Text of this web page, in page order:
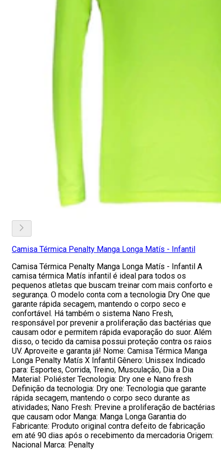
Camisa Térmica Penalty Manga Longa Matís - Infantil
Camisa Térmica Penalty Manga Longa Matís - Infantil A
camisa térmica Matís infantil é ideal para todos os
pequenos atletas que buscam treinar com mais conforto e
segurança. O modelo conta com a tecnologia Dry One que
garante rápida secagem, mantendo o corpo seco e
confortável. Há também o sistema Nano Fresh,
responsável por prevenir a proliferação das bactérias que
causam odor e permitem rápida evaporação do suor. Além
disso, o tecido da camisa possui proteção contra os raios
UV. Aproveite e garanta já! Nome: Camisa Térmica Manga
Longa Penalty Matís X Infantil Gênero: Unissex Indicado
para: Esportes, Corrida, Treino, Musculação, Dia a Dia
Material: Poliéster Tecnologia: Dry one e Nano fresh
Definição da tecnologia: Dry one: Tecnologia que garante
rápida secagem, mantendo o corpo seco durante as
atividades; Nano Fresh: Previne a proliferação de bactérias
que causam odor Manga: Manga Longa Garantia do
Fabricante: Produto original contra defeito de fabricação
em até 90 dias após o recebimento da mercadoria Origem:
Nacional Marca: Penalty